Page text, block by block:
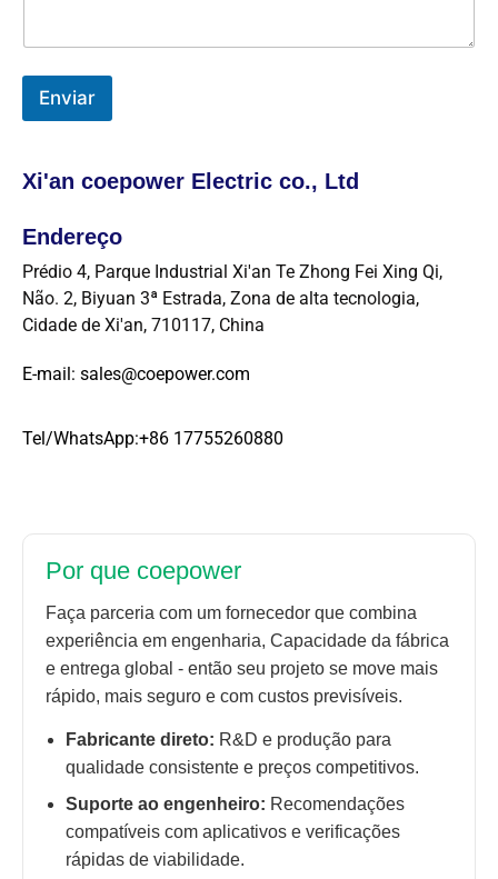
Enviar
Xi'an coepower Electric co., Ltd
Endereço
Prédio 4, Parque Industrial Xi'an Te Zhong Fei Xing Qi,
Não. 2, Biyuan 3ª Estrada, Zona de alta tecnologia,
Cidade de Xi'an, 710117, China
E-mail: sales@coepower.com
Tel/WhatsApp:+86 17755260880
Por que coepower
Faça parceria com um fornecedor que combina
experiência em engenharia, Capacidade da fábrica
e entrega global - então seu projeto se move mais
rápido, mais seguro e com custos previsíveis.
Fabricante direto: R&D e produção para
qualidade consistente e preços competitivos.
Suporte ao engenheiro: Recomendações
compatíveis com aplicativos e verificações
rápidas de viabilidade.